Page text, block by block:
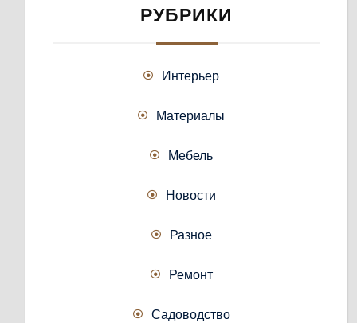
РУБРИКИ
Интерьер
Материалы
Мебель
Новости
Разное
Ремонт
Садоводство